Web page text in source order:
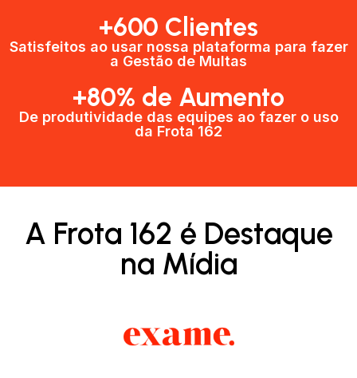
+600 Clientes​
Satisfeitos ao usar nossa plataforma para fazer
a Gestão de Multas​
+80% de Aumento
De produtividade das equipes ao fazer o uso
da Frota 162​
A Frota 162 é Destaque
na Mídia